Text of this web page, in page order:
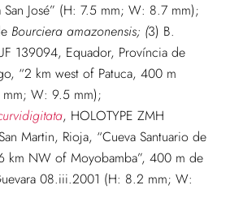
San José” (H: 7.5 mm; W: 8.7 mm);
Bourciera amazonensis; (3) B.
139094, Equador, Província de
“2 km west of Patuca, 400 m
W: 9.5 mm);
, HOLOTYPE ZMH
Martin, Rioja, “Cueva Santuario de
km NW of Moyobamba”, 400 m de
08.iii.2001 (H: 8.2 mm; W: